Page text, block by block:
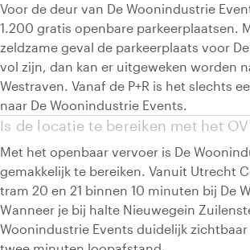
Voor de deur van De Woonindustrie
1.200 gratis openbare parkeerplaatsen.
zeldzame geval de parkeerplaats voor
vol zijn, dan kan er uitgeweken worden
Westraven. Vanaf de P+R is het slechts
naar De Woonindustrie Events.
Is de locatie te bereiken met het
Met het openbaar vervoer is De
gemakkelijk te bereiken. Vanuit Utrecht
tram 20 en 21 binnen 10 minuten bij De
Wanneer je bij halte Nieuwegein
Woonindustrie Events duidelijk